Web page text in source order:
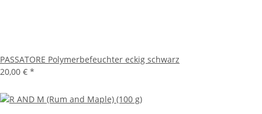
PASSATORE Polymerbefeuchter eckig schwarz
20,00 € *